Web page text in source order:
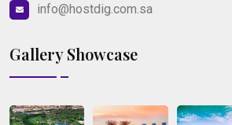
info@hostdig.com.sa
Gallery Showcase